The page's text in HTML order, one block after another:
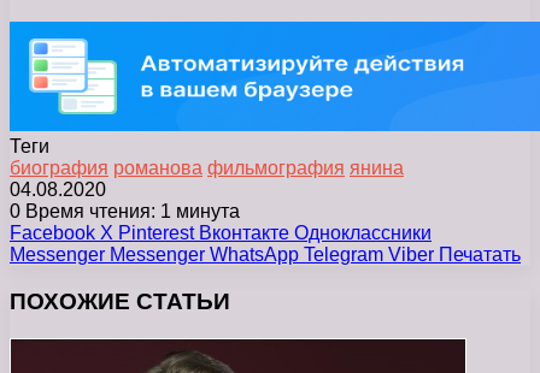
Теги
биография романова фильмография янина
04.08.2020
0 Время чтения: 1 минута
Facebook X Pinterest Вконтакте Одноклассники
Messenger Messenger WhatsApp Telegram Viber Печатать
ПОХОЖИЕ СТАТЬИ